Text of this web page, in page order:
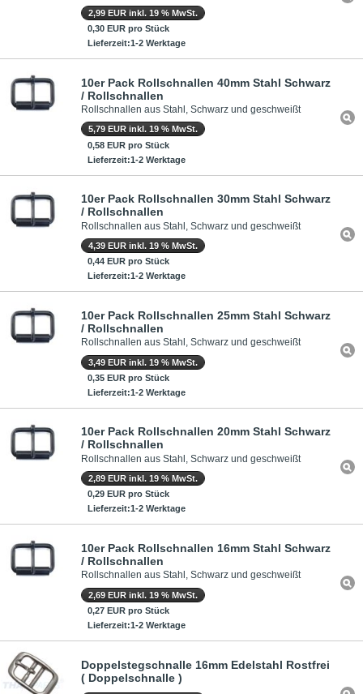
2,99 EUR inkl. 19 % MwSt.
0,30 EUR pro Stück
Lieferzeit:1-2 Werktage
10er Pack Rollschnallen 40mm Stahl Schwarz
/ Rollschnallen
Rollschnallen aus Stahl, Schwarz und geschweißt
5,79 EUR inkl. 19 % MwSt.
0,58 EUR pro Stück
Lieferzeit:1-2 Werktage
10er Pack Rollschnallen 30mm Stahl Schwarz
/ Rollschnallen
Rollschnallen aus Stahl, Schwarz und geschweißt
4,39 EUR inkl. 19 % MwSt.
0,44 EUR pro Stück
Lieferzeit:1-2 Werktage
10er Pack Rollschnallen 25mm Stahl Schwarz
/ Rollschnallen
Rollschnallen aus Stahl, Schwarz und geschweißt
3,49 EUR inkl. 19 % MwSt.
0,35 EUR pro Stück
Lieferzeit:1-2 Werktage
10er Pack Rollschnallen 20mm Stahl Schwarz
/ Rollschnallen
Rollschnallen aus Stahl, Schwarz und geschweißt
2,89 EUR inkl. 19 % MwSt.
0,29 EUR pro Stück
Lieferzeit:1-2 Werktage
10er Pack Rollschnallen 16mm Stahl Schwarz
/ Rollschnallen
Rollschnallen aus Stahl, Schwarz und geschweißt
2,69 EUR inkl. 19 % MwSt.
0,27 EUR pro Stück
Lieferzeit:1-2 Werktage
Doppelstegschnalle 16mm Edelstahl Rostfrei
( Doppelschnalle )